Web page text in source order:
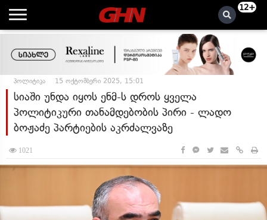
12+
პოლიტიკა 15 ოქტომბერი 2025, 15:01
სიაში უნდა იყოს ენმ-ს დროს ყველა
პოლიტიკური თანამდებობის პირი - ლადო
ბოჟაძე პარტიების აკრძალვაზე
1021